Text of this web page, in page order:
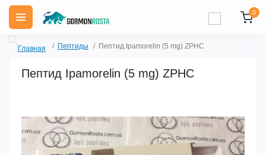
0
Главная Пептиды Пептид Ipamorelin (5 mg) ZPHC
Пептид Ipamorelin (5 mg) ZPHC